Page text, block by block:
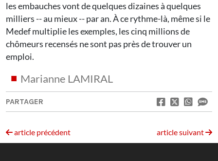
les embauches vont de quelques dizaines à quelques
milliers -- au mieux -- par an. À ce rythme-là, même si le
Medef multiplie les exemples, les cinq millions de
chômeurs recensés ne sont pas près de trouver un
emploi.
Marianne LAMIRAL
PARTAGER
article précédent article suivant